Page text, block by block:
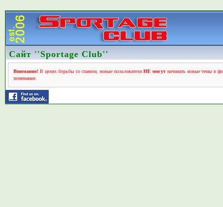
Сайт ''Sportage Club''
Внимание!В целях борьбы со спамом, новые пользователи НЕ могутначинать новые темы в
понимание.